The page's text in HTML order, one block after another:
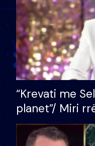
“Krevati me
planet”/ Miri
bukura në
mungojë zilja